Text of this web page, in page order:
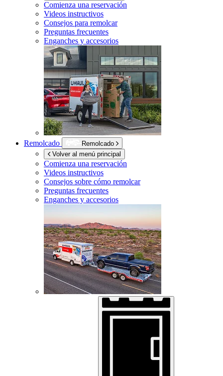
Comienza una reservación
Videos instructivos
Consejos para remolcar
Preguntas frecuentes
Enganches y accesorios
Remolcado
Remolcado
Volver al menú principal
Comienza una reservación
Videos instructivos
Consejos sobre cómo remolcar
Preguntas frecuentes
Enganches y accesorios